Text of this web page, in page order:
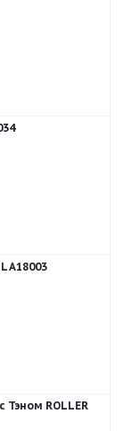
A18003
ROLLER